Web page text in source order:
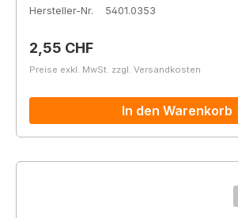
Hersteller-Nr.
5401.0353
Regulärer Preis:
2,55 CHF
Preise exkl. MwSt. zzgl. Versandkosten
In den Warenkorb